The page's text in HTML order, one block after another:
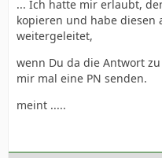
... Ich hatte mir erlaubt,
kopieren und habe diesen
weitergeleitet,
wenn Du da die Antwort
mir mal eine PN senden.
meint .....